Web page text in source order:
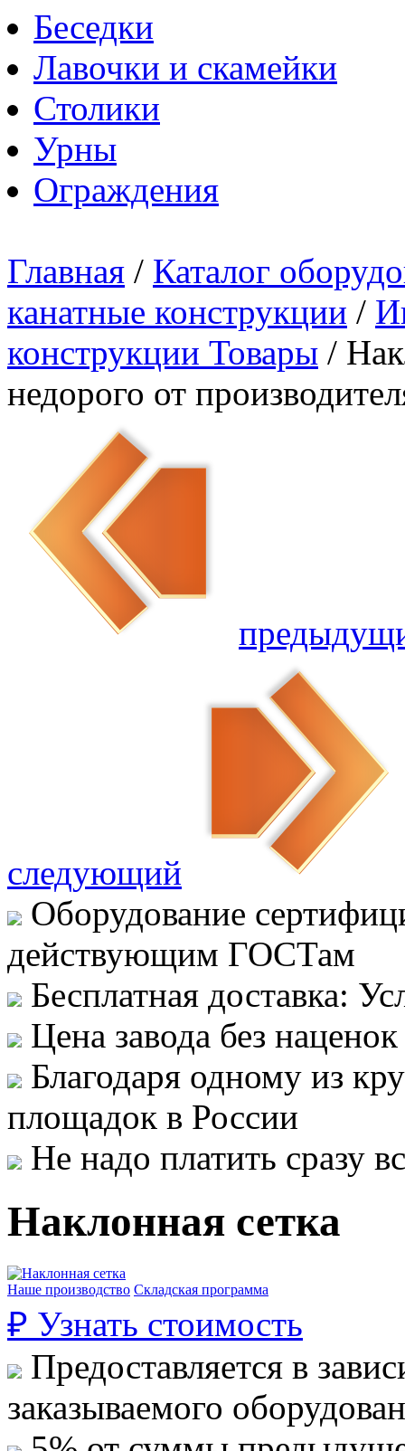
Беседки
Лавочки и скамейки
Столики
Урны
Ограждения
Главная / Каталог
канатные конструкции /
конструкции Товары /
недорого от
следующий
Оборудование
действующим ГОСТам
Бесплатная доставка:
Цена завода без
Благодаря одному из
площадок в России
Не надо платить сразу
Наклонная сетка
Наше производство Складская программа
₽ Узнать стоимость
Предоставляется в
заказываемого